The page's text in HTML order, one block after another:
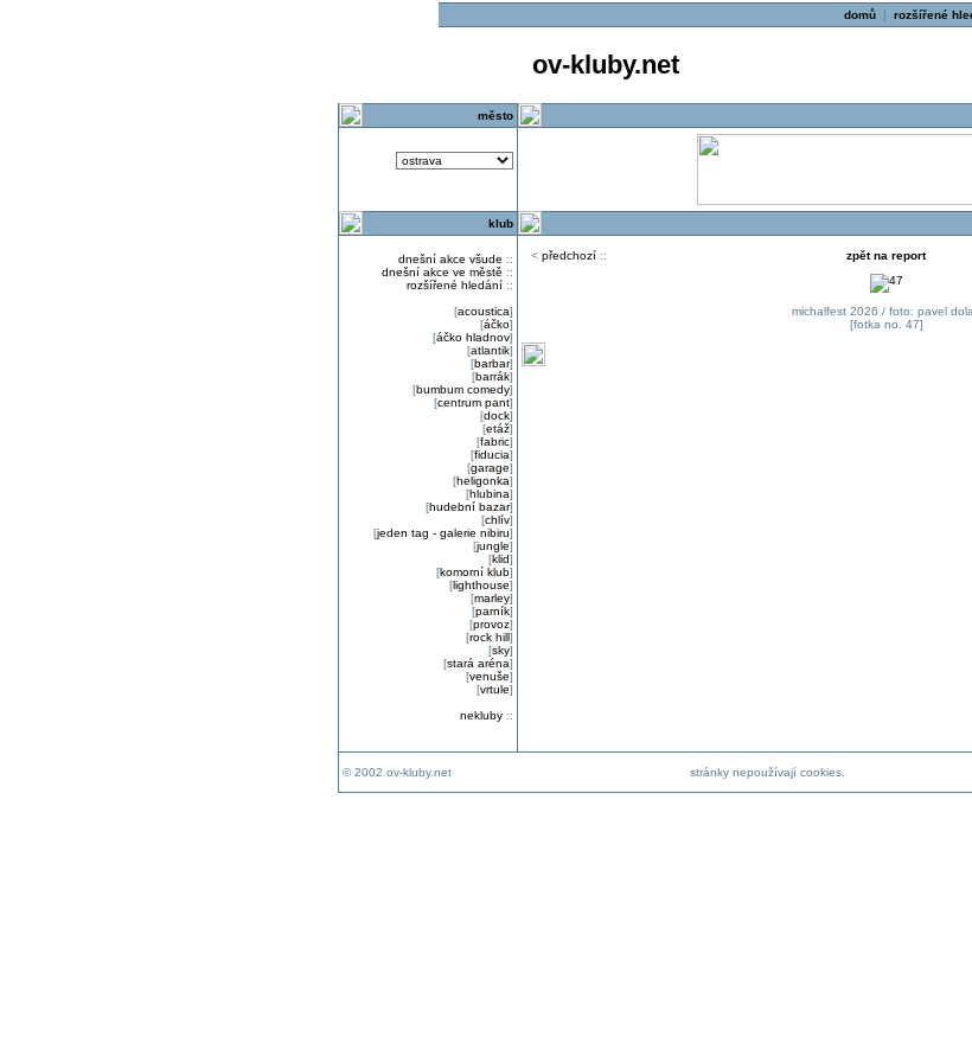
domů| rozšířené
ov-kluby.net
město
klub
dnešní akce všude ::
dnešní akce ve městě ::
rozšířené hledání::
[acoustica]
[áčko]
[áčko hladnov]
[atlantik]
[barbar]
[barrák]
[bumbum comedy]
[centrum pant]
[dock]
[etáž]
[fabric]
[fiducia]
[garage]
[heligonka]
[hlubina]
[hudební bazar]
[chlív]
[jeden tag - galerie nibiru]
[jungle]
[klid]
[komorní klub]
[lighthouse]
[marley]
[parník]
[provoz]
[rock hill]
[sky]
[stará aréna]
[venuše]
[vrtule]
nekluby::
< předchozí:: zpět na report
michalfest 2026 / foto: pavel
[fotka no. 47]
© 2002 ov-kluby.net stránky nepoužívají cookies.